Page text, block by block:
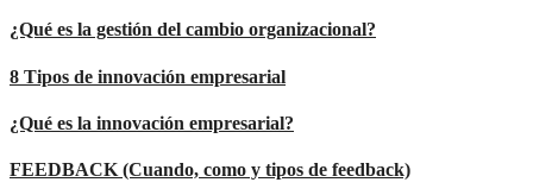
¿Qué es la gestión del cambio organizacional?
8 Tipos de innovación empresarial
¿Qué es la innovación empresarial?
FEEDBACK (Cuando, como y tipos de feedback)